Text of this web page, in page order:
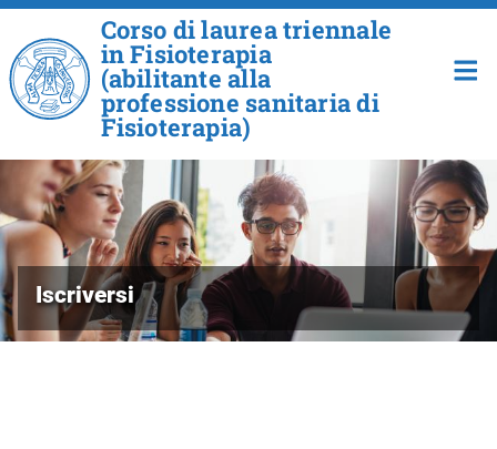
Salta al contenuto principale
Corso di laurea triennale
in Fisioterapia
(abilitante alla
professione sanitaria di
Fisioterapia)
Iscriversi